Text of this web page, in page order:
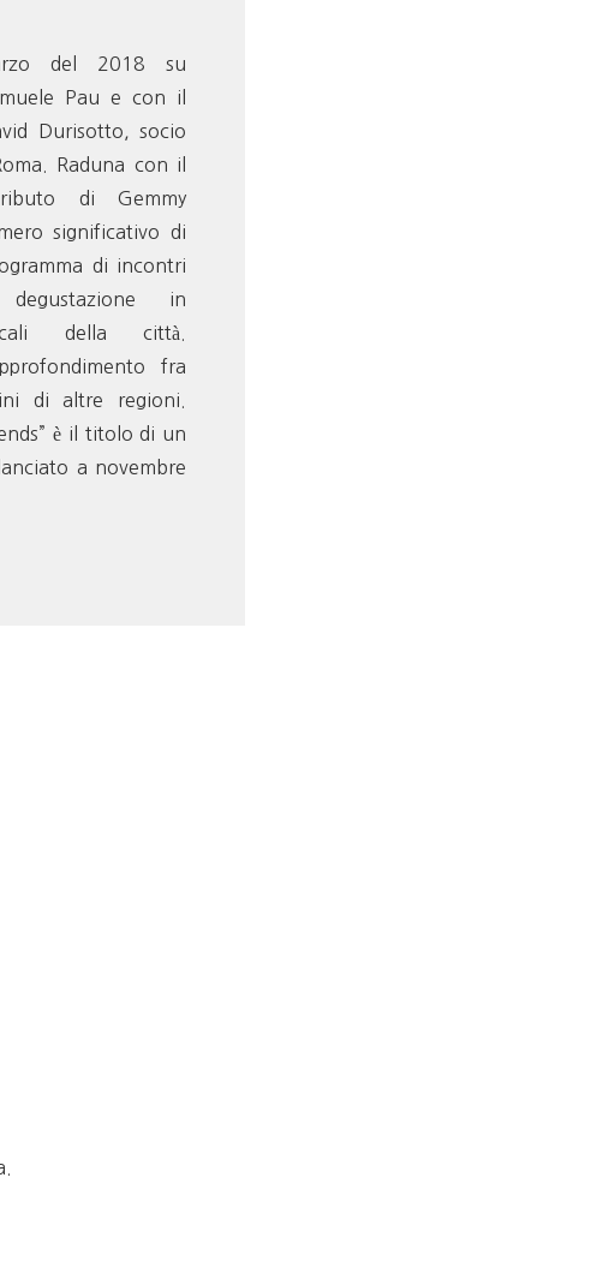
del 2018 su
Pau e con il
Durisotto, socio
Raduna con il
di Gemmy
significativo di
di incontri
in
della città.
fra
di altre regioni.
è il titolo di un
a novembre